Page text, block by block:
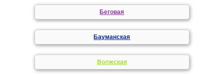
Беговая
Бауманская
Волжская